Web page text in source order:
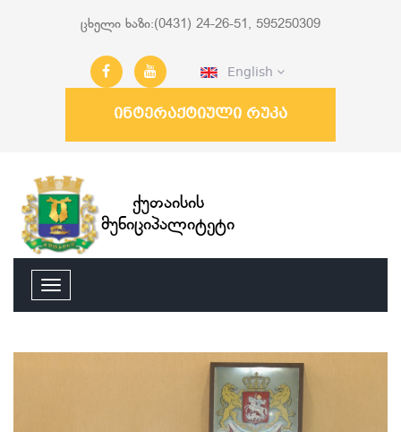
ცხელი ხაზი:(0431) 24-26-51, 595250309
English
ინტერაქტიული რუკა
ქუთაისის
მუნიციპალიტეტი